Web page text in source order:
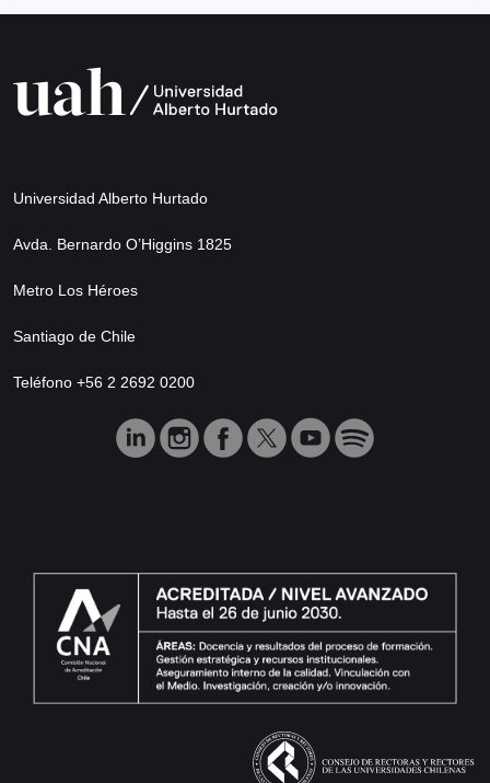
Universidad Alberto Hurtado
Avda. Bernardo O’Higgins 1825
Metro Los Héroes
Santiago de Chile
Teléfono +56 2 2692 0200